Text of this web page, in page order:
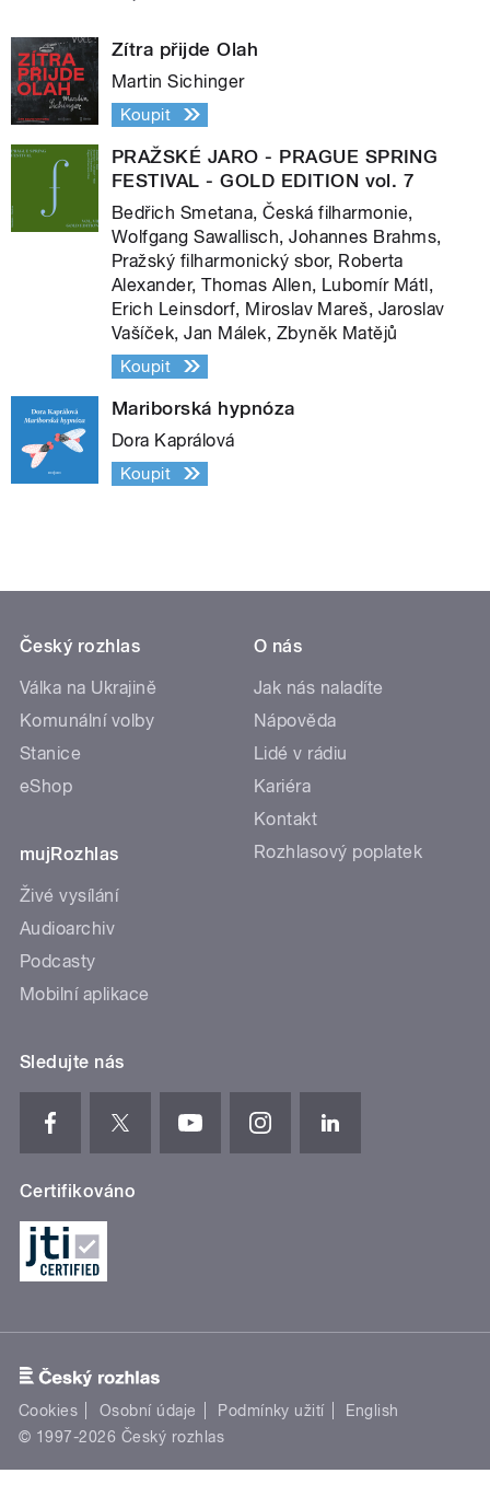
Zítra přijde Olah
Martin Sichinger
Koupit
PRAŽSKÉ JARO - PRAGUE SPRING
FESTIVAL - GOLD EDITION vol. 7
Bedřich Smetana, Česká filharmonie,
Wolfgang Sawallisch, Johannes Brahms,
Pražský filharmonický sbor, Roberta
Alexander, Thomas Allen, Lubomír Mátl,
Erich Leinsdorf, Miroslav Mareš, Jaroslav
Vašíček, Jan Málek, Zbyněk Matějů
Koupit
Mariborská hypnóza
Dora Kaprálová
Koupit
Český rozhlas
Válka na Ukrajině
Komunální volby
Stanice
eShop
mujRozhlas
Živé vysílání
Audioarchiv
Podcasty
Mobilní aplikace
O nás
Jak nás naladíte
Nápověda
Lidé v rádiu
Kariéra
Kontakt
Rozhlasový poplatek
Sledujte nás
Certifikováno
Cookies Osobní údaje Podmínky užití
English
© 1997-2026 Český rozhlas